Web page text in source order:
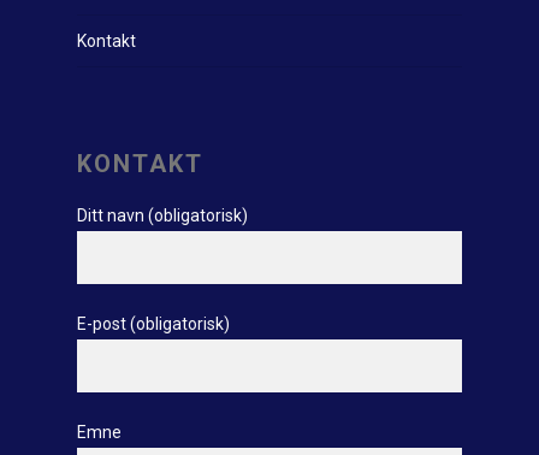
Kontakt
KONTAKT
Ditt navn (obligatorisk)
E-post (obligatorisk)
Emne